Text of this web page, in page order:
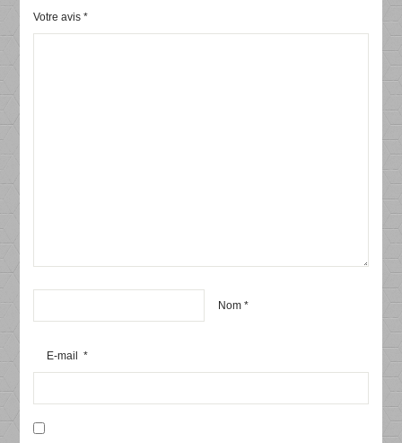
Votre avis*
Nom *
E-mail*